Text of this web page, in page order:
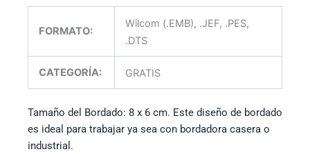
FORMATO:
Wilcom (.EMB), .JEF, .PES,
.DTS
CATEGORÍA: GRATIS
Tamaño del Bordado: 8 x 6 cm. Este diseño de bordado
es ideal para trabajar ya sea con bordadora casera o
industrial.